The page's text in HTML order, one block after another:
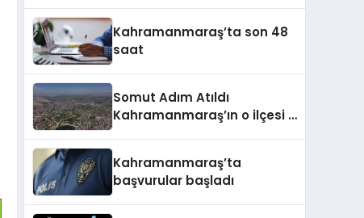
Kahramanmaraş’ta son 48
saat
Somut Adım Atıldı
Kahramanmaraş’ın o ilçesi il
Kahramanmaraş’ta
başvurular başladı